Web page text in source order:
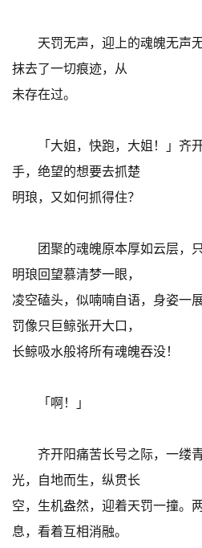
天罚无声，迎上的魂魄无声
抹去了一切痕迹，从
未存在过。
「大姐，快跑，大姐！」齐开
手，绝望的想要去抓楚
明琅，又如何抓得住？
团聚的魂魄原本厚如云层，
明琅回望慕清梦一眼，
凌空磕头，似喃喃自语，身姿一
罚像只巨鲸张开大口，
长鲸吸水般将所有魂魄吞没！
「啊！」
齐开阳痛苦长号之际，一缕
光，自地而生，纵贯长
空，生机盎然，迎着天罚一撞。
息，看着互相消融。